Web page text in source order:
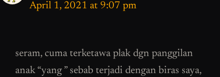
April 1, 2021 at 9:07 pm
seram, cuma terketawa plak dgn panggilan
anak “yang ” sebab terjadi dengan biras saya,